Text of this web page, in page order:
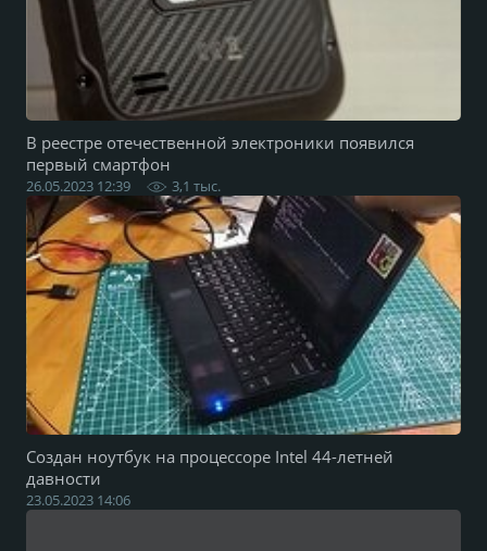
В реестре отечественной электроники появился
первый смартфон
26.05.2023 12:39 3,1 тыс.
Создан ноутбук на процессоре Intel 44-летней
давности
23.05.2023 14:06